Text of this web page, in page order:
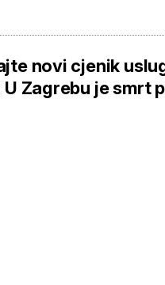
novi cjenik
Zagrebu je smrt